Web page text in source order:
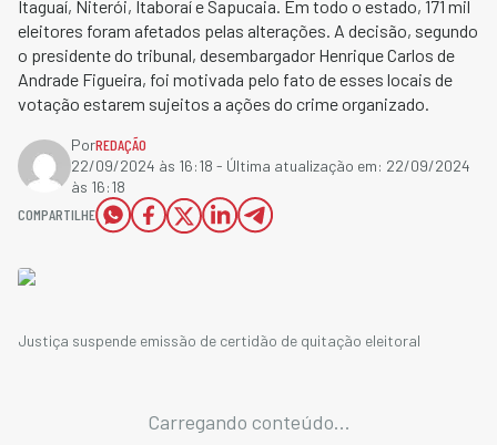
Itaguaí, Niterói, Itaboraí e Sapucaia. Em todo o estado, 171 mil
eleitores foram afetados pelas alterações. A decisão, segundo
o presidente do tribunal, desembargador Henrique Carlos de
Andrade Figueira, foi motivada pelo fato de esses locais de
votação estarem sujeitos a ações do crime organizado.
PorREDAÇÃO
22/09/2024 às 16:18 - Última atualização em: 22/09/2024
às 16:18
COMPARTILHE
Justiça suspende emissão de certidão de quitação eleitoral
Carregando conteúdo...